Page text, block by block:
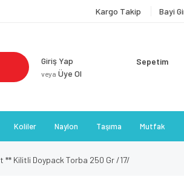
Kargo Takip Bayi
Giriş Yap
veya Üye Ol
Sepetim
Koliler Naylon Taşıma Mutfak
** Kilitli Doypack Torba 250 Gr /17/